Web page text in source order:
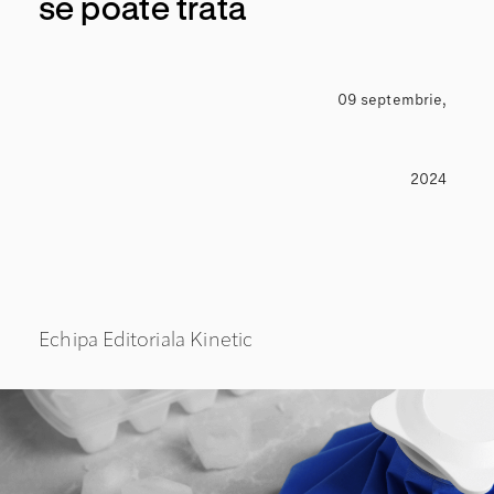
09 septembrie,
2024
Echipa Editoriala Kinetic